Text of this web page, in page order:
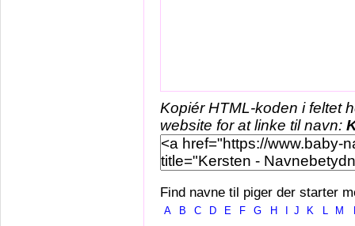
Kopiér HTML-koden i feltet
website for at linke til navn:
Find navne til piger der starter
A B C D E F G H J K L M